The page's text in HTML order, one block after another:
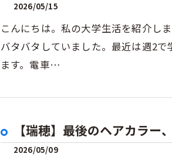
2026/05/15
こんにちは。私の大学生活を紹介し
バタバタしていました。最近は週2
ます。電車…
【瑞穂】最後のヘアカラー
2026/05/09